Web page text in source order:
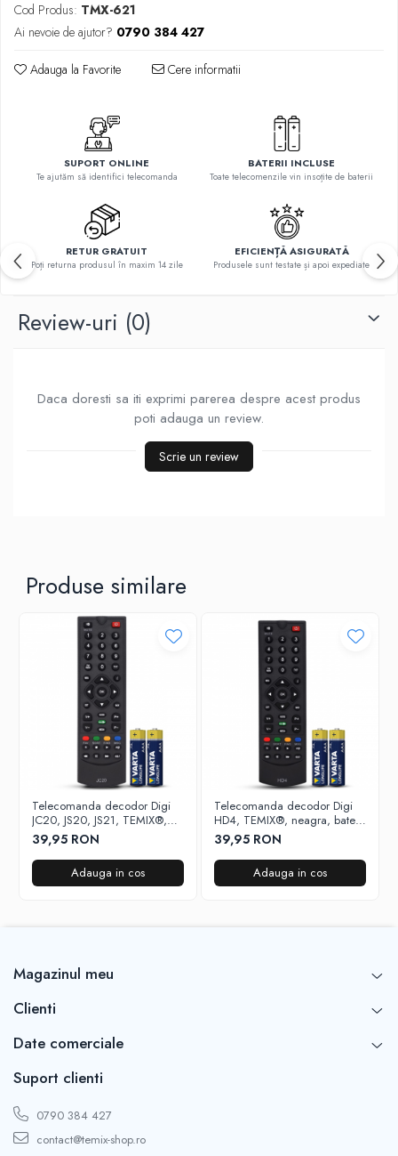
Telecomenzi Tesla
Telecomenzi Utok
Telecomenzi Vortex
Telecomenzi Watson
Telecomenzi Westwood
Cod Produs: TMX-621
Ai nevoie de ajutor? 0790 384 427
Adauga la Favorite Cere informatii
SUPORT ONLINE
Te ajutăm să identifici telecomanda
BATERII INCLUSE
Toate telecomenzile vin insoțite de baterii
RETUR GRATUIT
Poți returna produsul în maxim 14 zile
EFICIENȚĂ ASIGURATĂ
Produsele sunt testate și apoi expediate
Review-uri (0)
Daca doresti sa iti exprimi parerea despre acest produs
poti adauga un review.
Scrie un review
Produse similare
Telecomanda decodor Digi
JC20, JS20, JS21, TEMIX®,
neagra, baterii incluse
39,95 RON
Adauga in cos
Telecomanda decodor Digi
HD4, TEMIX®, neagra, baterii
incluse
39,95 RON
Adauga in cos
Magazinul meu
Clienti
Date comerciale
Suport clienti
0790 384 427
contact@temix-shop.ro